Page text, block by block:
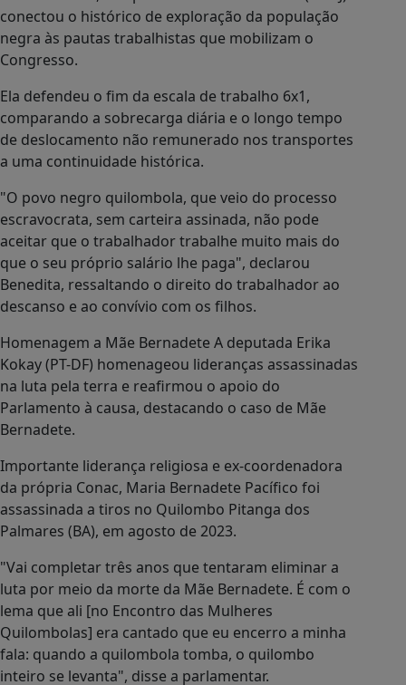
conectou o histórico de exploração da população
negra às pautas trabalhistas que mobilizam o
Congresso.
Ela defendeu o fim da escala de trabalho 6x1,
comparando a sobrecarga diária e o longo tempo
de deslocamento não remunerado nos transportes
a uma continuidade histórica.
"O povo negro quilombola, que veio do processo
escravocrata, sem carteira assinada, não pode
aceitar que o trabalhador trabalhe muito mais do
que o seu próprio salário lhe paga", declarou
Benedita, ressaltando o direito do trabalhador ao
descanso e ao convívio com os filhos.
Homenagem a Mãe Bernadete A deputada Erika
Kokay (PT-DF) homenageou lideranças assassinadas
na luta pela terra e reafirmou o apoio do
Parlamento à causa, destacando o caso de Mãe
Bernadete.
Importante liderança religiosa e ex-coordenadora
da própria Conac, Maria Bernadete Pacífico foi
assassinada a tiros no Quilombo Pitanga dos
Palmares (BA), em agosto de 2023.
"Vai completar três anos que tentaram eliminar a
luta por meio da morte da Mãe Bernadete. É com o
lema que ali [no Encontro das Mulheres
Quilombolas] era cantado que eu encerro a minha
fala: quando a quilombola tomba, o quilombo
inteiro se levanta", disse a parlamentar.